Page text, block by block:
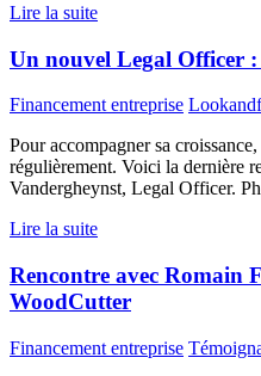
Lire la suite
Un nouvel Legal Officer
Financement entreprise
Pour accompagner sa
régulièrement. Voici la dernière
Vandergheynst, Legal Officer.
Lire la suite
Rencontre avec Romain
WoodCutter
Financement entreprise